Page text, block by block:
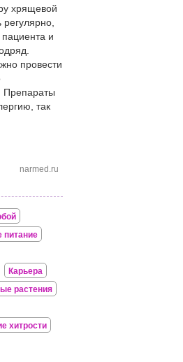
хрящевой
и
провести
Препараты
так
narmed.ru
питание
Карьера
растения
хитрости